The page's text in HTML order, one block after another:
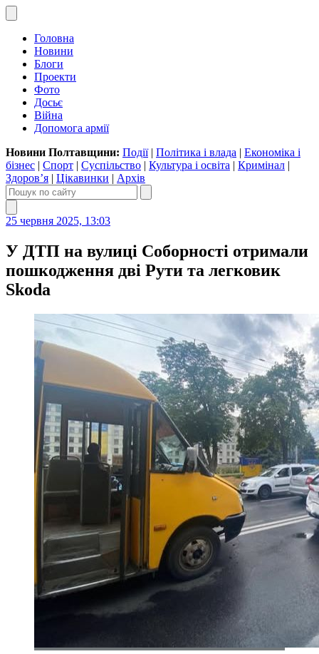
Головна
Новини
Блоги
Проекти
Фото
Досьє
Війна
Допомога армії
Новини Полтавщини: Події| Політика і влада | Економіка і
бізнес | Спорт | Суспільство | Культура і освіта | Кримінал |
Здоров’я | Цікавинки | Архів
25 червня 2025, 13:03
У ДТП на вулиці Соборності отримали
пошкодження дві Рути та легковик
Skoda